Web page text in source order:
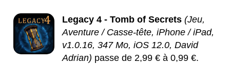
Legacy 4 - Tomb of Secrets (Jeu,
Aventure / Casse-tête, iPhone / iPad,
v1.0.16, 347 Mo, iOS 12.0, David
Adrian) passe de 2,99 € à 0,99 €.